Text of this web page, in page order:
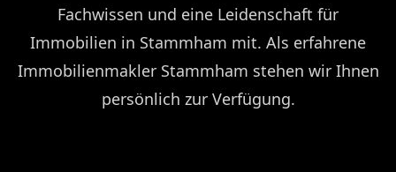
Fachwissen und eine Leidenschaft für
Immobilien in Stammham mit. Als erfahrene
Immobilienmakler Stammham stehen wir Ihnen
persönlich zur Verfügung.